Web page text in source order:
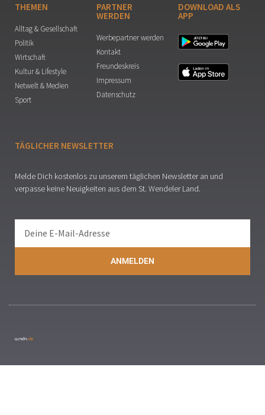
THEMEN
Alltag & Gesellschaft
Politik
Wirtschaft
Kultur & Lifestyle
Netwelt & Medien
Sport
PARTNER
WERDEN
Werbepartner werden
Kontakt
Freundeskreis
Impressum
Datenschutz
DOWNLOAD ALS
APP
TÄGLICHER NEWSLETTER
Melde Dich kostenlos zu unserem täglichen Newsletter an und
verpasse keine Neuigkeiten aus dem St. Wendeler Land.
ANMELDEN